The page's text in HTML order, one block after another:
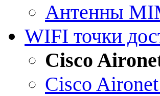
Антенны
WIFI точки
Cisco
Cisco